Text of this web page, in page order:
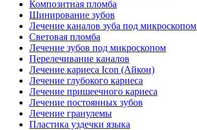
Композитная пломба
Шинирование зубов
Лечение каналов зуба под микроскопом
Световая пломба
Лечение зубов под микроскопом
Перелечивание каналов
Лечение кариеса Icon (Айкон)
Лечение глубокого кариеса
Лечение пришеечного кариеса
Лечение постоянных зубов
Лечение гранулемы
Пластика уздечки языка